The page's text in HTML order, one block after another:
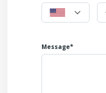
Message*